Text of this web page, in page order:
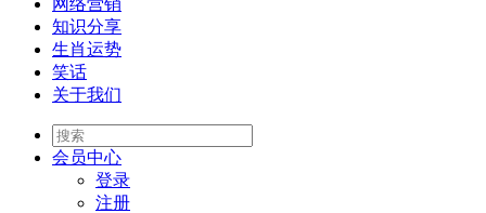
网络营销
知识分享
生肖运势
笑话
关于我们
会员中心
登录
注册